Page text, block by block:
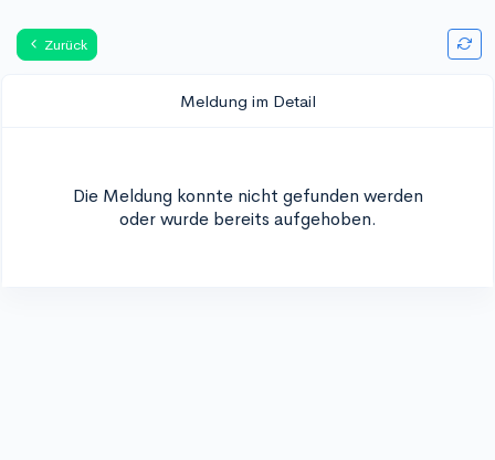
Zurück
Meldung im Detail
Die Meldung konnte nicht gefunden werden
oder wurde bereits aufgehoben.